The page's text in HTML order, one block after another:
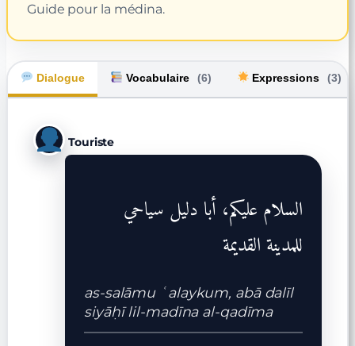
Guide pour la médina.
Dialogue Vocabulaire (6) Expressions (3)
Touriste
السلام عليكم، أبا دليل سياحي
للمدينة القديمة
as-salāmu ʿalaykum, abā dalīl
siyāḥī lil-madīna al-qadīma